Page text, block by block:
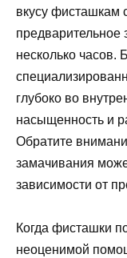
вкусу фисташкам
предварительное
несколько часов.
глубоко во
насыщенность и
Обратите
замачивания
зависимости от
Когда фисташки
неоценимой